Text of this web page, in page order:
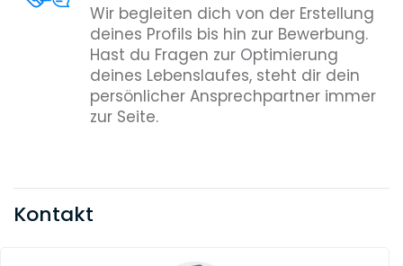
Wir begleiten dich von der Erstellung
deines Profils bis hin zur Bewerbung.
Hast du Fragen zur Optimierung
deines Lebenslaufes, steht dir dein
persönlicher Ansprechpartner immer
zur Seite.
Kontakt